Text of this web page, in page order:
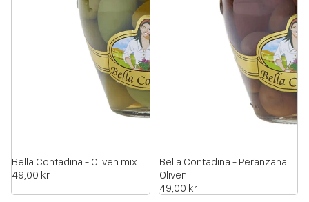
Bella Contadina - Oliven mix
49,00 kr
Bella Contadina - Peranzana
Oliven
49,00 kr